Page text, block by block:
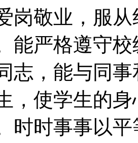
岗敬业，服
能严格遵守
志，能与同
，使学生的
时时事事以